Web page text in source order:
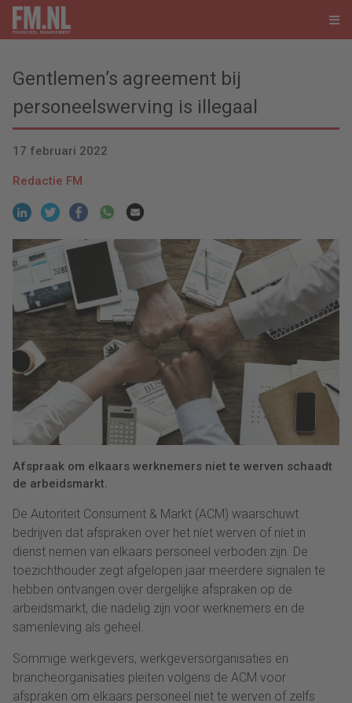
Gentlemen’s agreement bij
personeelswerving is illegaal
17 februari 2022
Redactie FM
Afspraak om elkaars werknemers niet te werven schaadt
de arbeidsmarkt.
De Autoriteit Consument & Markt (ACM) waarschuwt
bedrijven dat afspraken over het níet werven of níet in
dienst nemen van elkaars personeel verboden zijn. De
toezichthouder zegt afgelopen jaar meerdere signalen te
hebben ontvangen over dergelijke afspraken op de
arbeidsmarkt, die nadelig zijn voor werknemers en de
samenleving als geheel.
Sommige werkgevers, werkgeversorganisaties en
brancheorganisaties pleiten volgens de ACM voor
afspraken om elkaars personeel niet te werven of zelfs